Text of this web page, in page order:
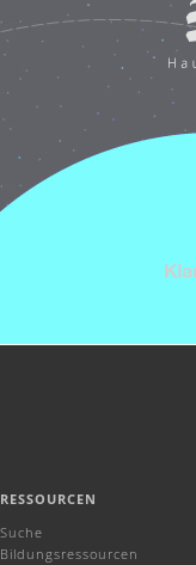
RESSOURCEN
Suche
Bildungsressourcen